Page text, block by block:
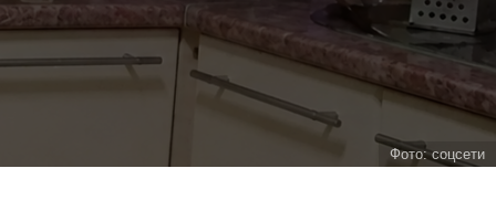
Фото: соцсети